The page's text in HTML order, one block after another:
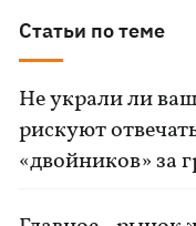
Статьи по теме
Не украли ли
рискуют
«двойников» за